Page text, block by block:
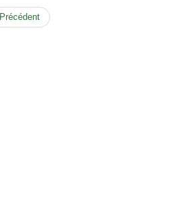
Précédent